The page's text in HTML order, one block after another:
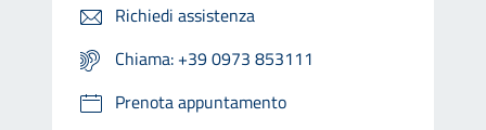
Richiedi assistenza
Chiama: +39 0973 853111
Prenota appuntamento